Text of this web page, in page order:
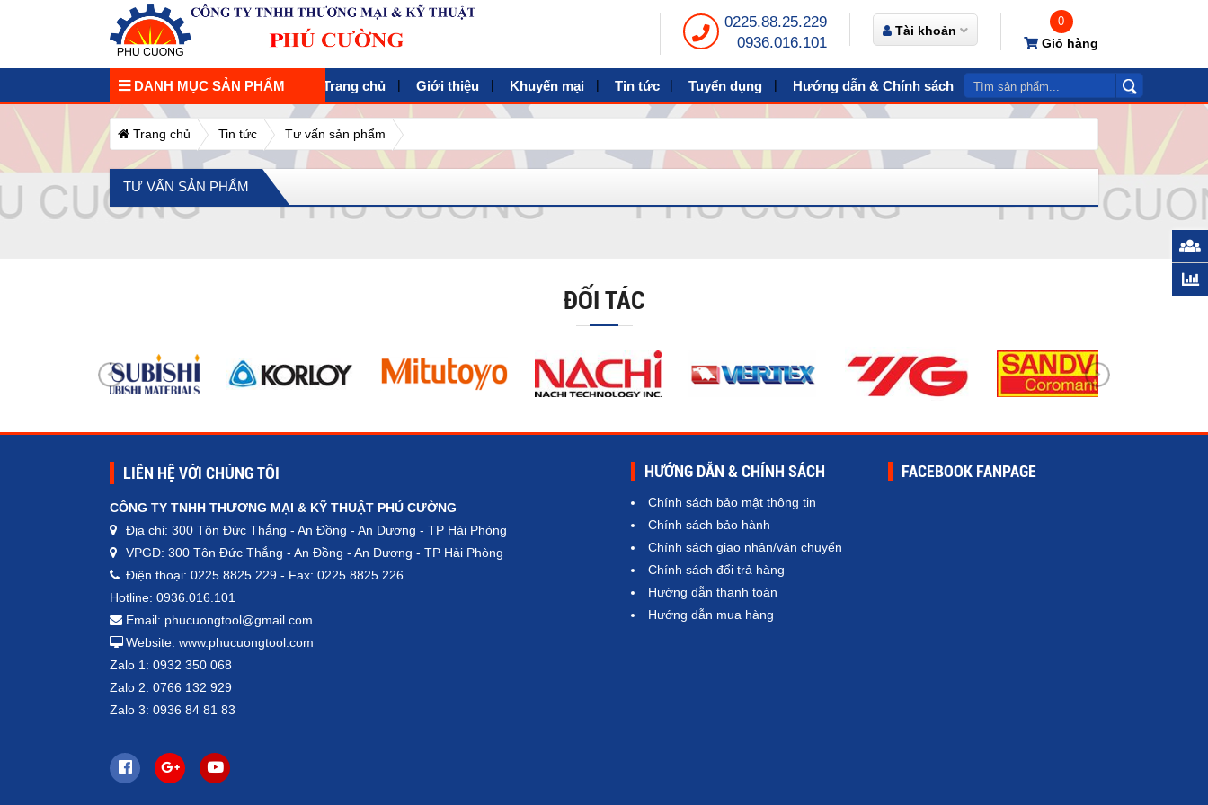
0225.88.25.229
0936.016.101
Tài khoản
0
Giỏ hàng
Trang chủ Giới thiệu Khuyến mại Tin tức Tuyển dụng Hướng dẫn & Chính sách Video
DANH MỤC SẢN PHẨM
Trang chủ Tin tức Tư vấn sản phẩm
TƯ VẤN SẢN PHẨM
ĐỐI TÁC
FACEBOOK FANPAGE
HƯỚNG DẪN & CHÍNH SÁCH
Chính sách bảo mật thông tin
Chính sách bảo hành
Chính sách giao nhận/vận chuyển
Chính sách đổi trả hàng
Hướng dẫn thanh toán
Hướng dẫn mua hàng
LIÊN HỆ VỚI CHÚNG TÔI
CÔNG TY TNHH THƯƠNG MẠI & KỸ THUẬT PHÚ CƯỜNG
Địa chỉ: 300 Tôn Đức Thắng - An Đồng - An Dương - TP Hải Phòng
VPGD: 300 Tôn Đức Thắng - An Đồng - An Dương - TP Hải Phòng
Điện thoại: 0225.8825 229 - Fax: 0225.8825 226
Hotline: 0936.016.101
Email: phucuongtool@gmail.com
Website: www.phucuongtool.com
Zalo 1: 0932 350 068
Zalo 2: 0766 132 929
Zalo 3: 0936 84 81 83